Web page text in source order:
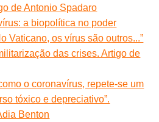
de Antonio Spadaro
a biopolítica no poder
Vaticano, os vírus são outros...”
das crises. Artigo de
o coronavírus, repete-se um
tóxico e depreciativo”.
Benton